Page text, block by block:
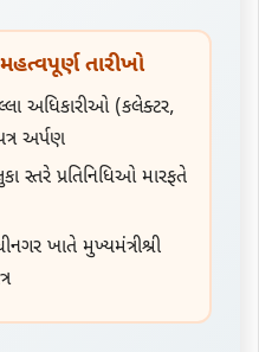
તારીખો
અધિકારીઓ (કલેક્ટર,
અર્પણ
સ્તરે પ્રતિનિધિઓ મારફતે
ખાતે મુખ્યમંત્રીશ્રી